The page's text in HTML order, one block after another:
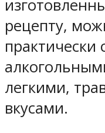
рецепту,
легкими,
вкусами.